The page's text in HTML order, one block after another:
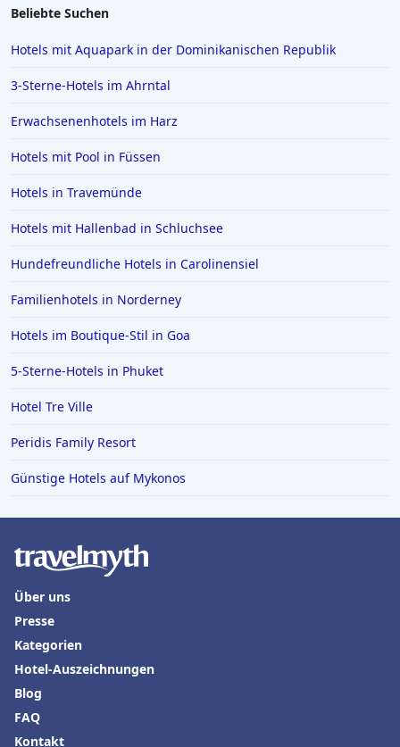
Hotels in Sölden
Hotels in Essen
Hotels in Griechenland
Hotels in Greifswald
Hotels in Bad Homburg vor der Höhe
Hotels in Neuss
Hotels in Ägypten
Hotels in Varadero
Hotels in der Toskana
Hotels auf Malta
Beliebte Suchen
Hotels mit Aquapark in der Dominikanischen Republik
3-Sterne-Hotels im Ahrntal
Erwachsenenhotels im Harz
Hotels mit Pool in Füssen
Hotels in Travemünde
Hotels mit Hallenbad in Schluchsee
Hundefreundliche Hotels in Carolinensiel
Familienhotels in Norderney
Hotels im Boutique-Stil in Goa
5-Sterne-Hotels in Phuket
Hotel Tre Ville
Peridis Family Resort
Günstige Hotels auf Mykonos
Über uns
Presse
Kategorien
Hotel-Auszeichnungen
Blog
FAQ
Kontakt